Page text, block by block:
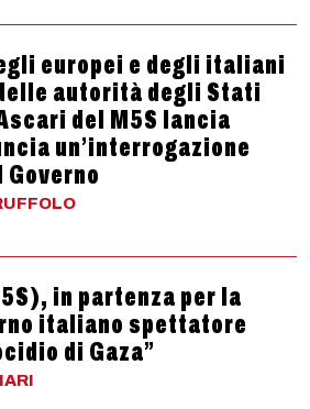
europei e degli italiani
autorità degli Stati
del M5S lancia
un’interrogazione
in partenza per la
italiano spettatore
di Gaza”